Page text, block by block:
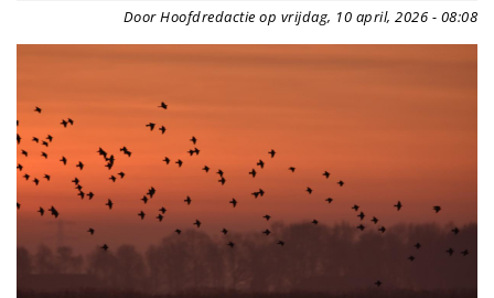
Door Hoofdredactie op vrijdag, 10 april, 2026 - 08:08